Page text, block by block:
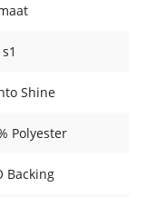
Shine
Polyester
Backing